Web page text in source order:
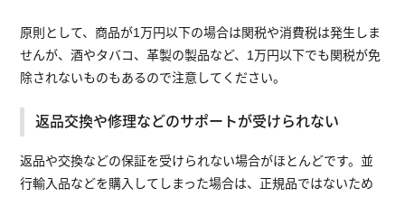
原則として、商品が1万円以下の場合は関税や消費税は発生しま
せんが、酒やタバコ、革製の製品など、1万円以下でも関税が免
除されないものもあるので注意してください。
返品交換や修理などのサポートが受けられない
返品や交換などの保証を受けられない場合がほとんどです。並
行輸入品などを購入してしまった場合は、正規品ではないため